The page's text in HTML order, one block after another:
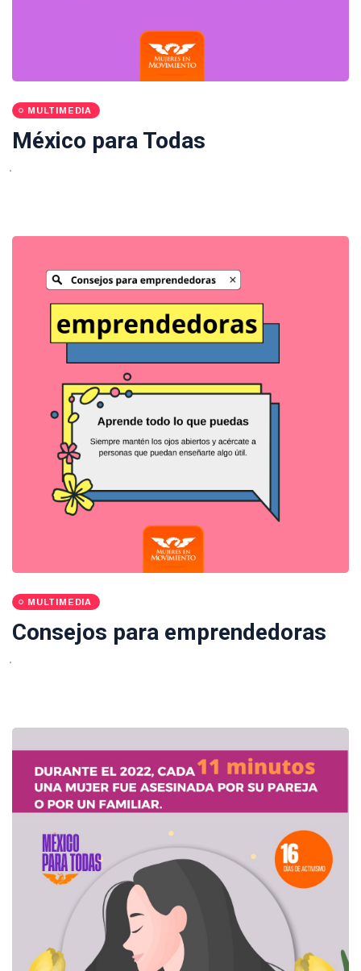
MULTIMEDIA
México para Todas
MULTIMEDIA
Consejos para emprendedoras